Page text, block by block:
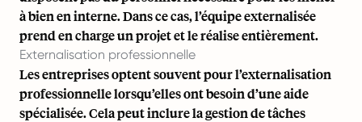
à bien en interne. Dans ce cas, l’équipe externalisée
prend en charge un projet et le réalise entièrement.
Externalisation professionnelle
Les entreprises optent souvent pour l’externalisation
professionnelle lorsqu’elles ont besoin d’une aide
spécialisée. Cela peut inclure la gestion de tâches